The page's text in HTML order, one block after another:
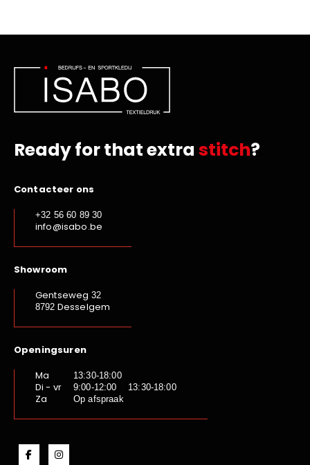
Ready for that extra stitch?
Contacteer ons
+32 56 60 89 30
info@isabo.be
Showroom
Gentseweg 32
8792 Desselgem
Openingsuren
Ma
13:30-18:00
Di - vr 9:00-12:00 13:30-18:00
Za Op afspraak